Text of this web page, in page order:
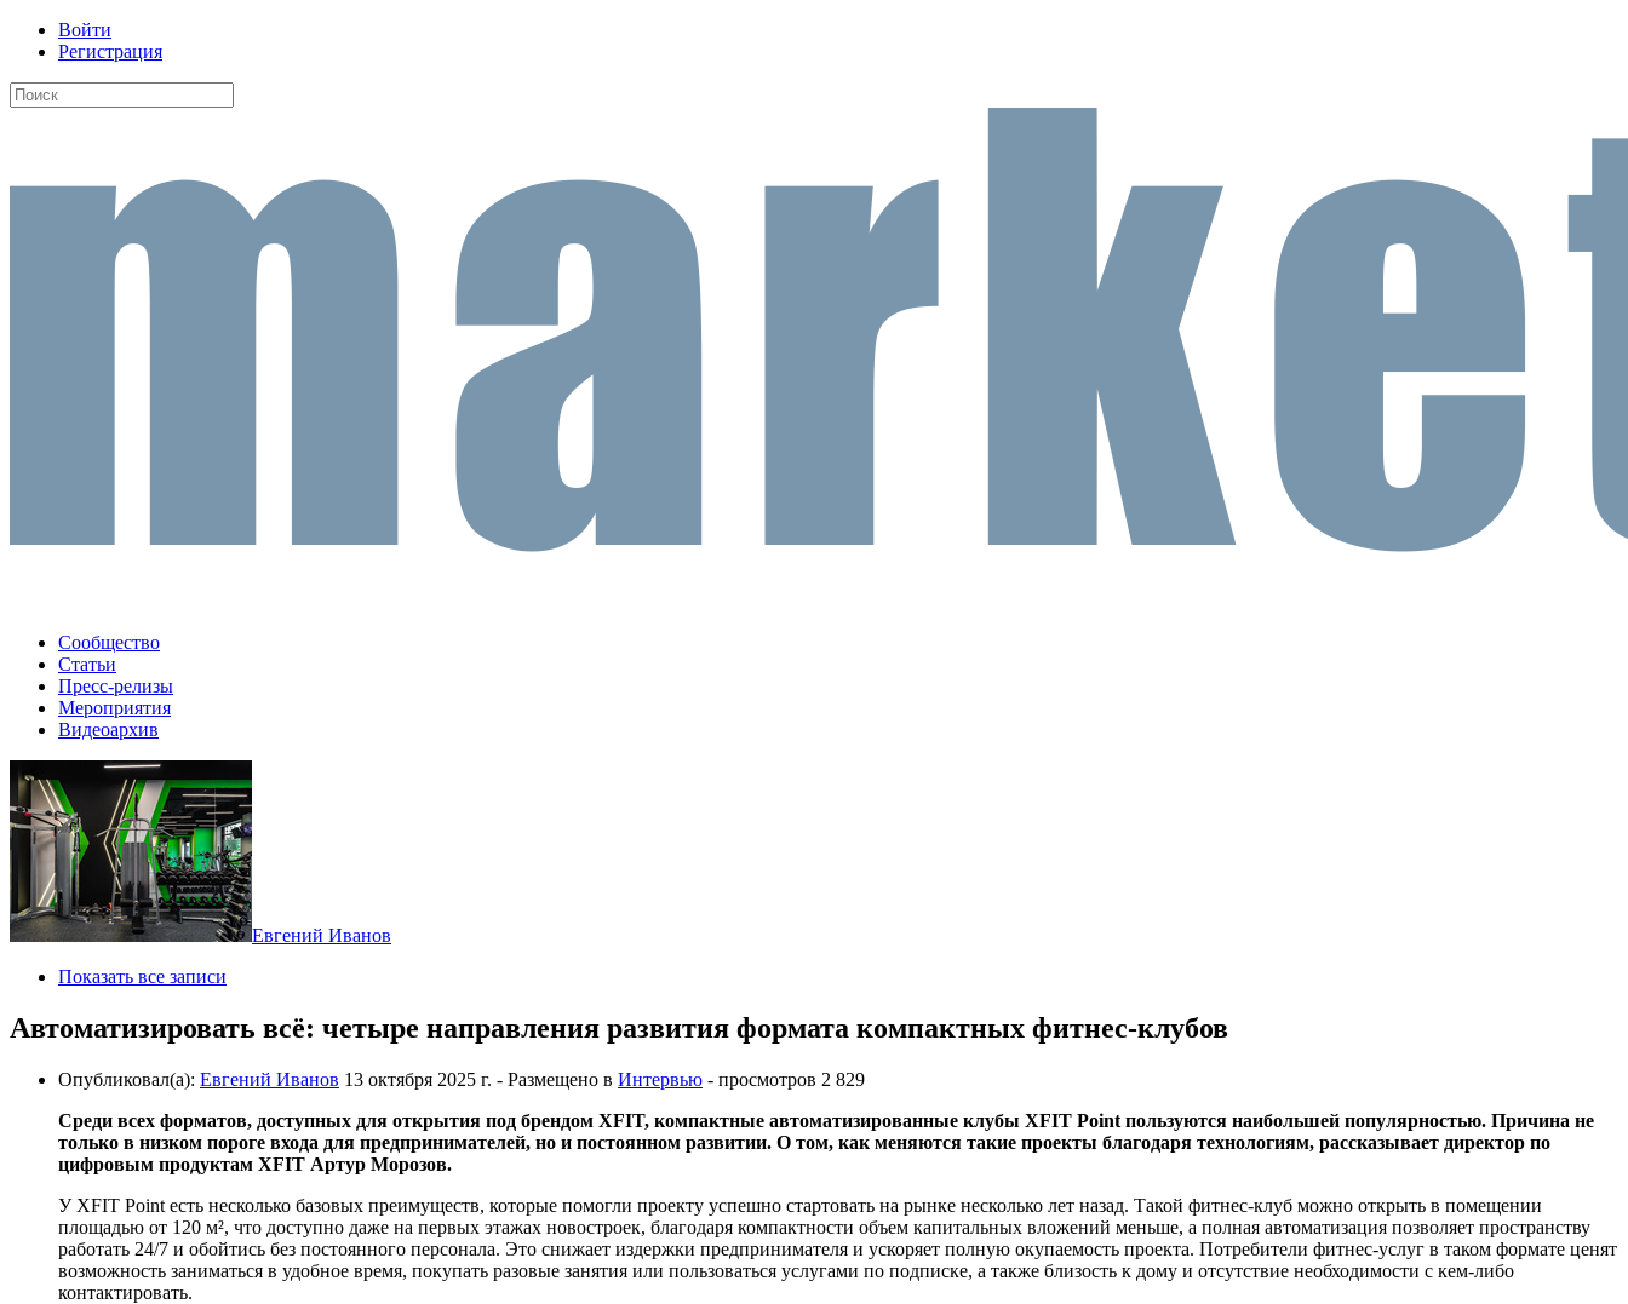
Войти
Регистрация
Сообщество
Статьи
Пресс-релизы
Мероприятия
Видеоархив
Евгений Иванов
Показать все записи
Автоматизировать всё: четыре направления развития формата компактных фитнес-клубов
Опубликовал(а): Евгений Иванов 13 октября 2025 г. - Размещено в Интервью - просмотров 2 829
Среди всех форматов, доступных для открытия под брендом XFIT, компактные автоматизированные клубы XFIT Point пользуются наибольшей популярностью. Причина не
только в низком пороге входа для предпринимателей, но и постоянном развитии. О том, как меняются такие проекты благодаря технологиям, рассказывает директор по
цифровым продуктам XFIT Артур Морозов.
У XFIT Point есть несколько базовых преимуществ, которые помогли проекту успешно стартовать на рынке несколько лет назад. Такой фитнес-клуб можно открыть в помещении
площадью от 120 м², что доступно даже на первых этажах новостроек, благодаря компактности объем капитальных вложений меньше, а полная автоматизация позволяет пространству
работать 24/7 и обойтись без постоянного персонала. Это снижает издержки предпринимателя и ускоряет полную окупаемость проекта. Потребители фитнес-услуг в таком формате ценят
возможность заниматься в удобное время, покупать разовые занятия или пользоваться услугами по подписке, а также близость к дому и отсутствие необходимости с кем-либо
контактировать.